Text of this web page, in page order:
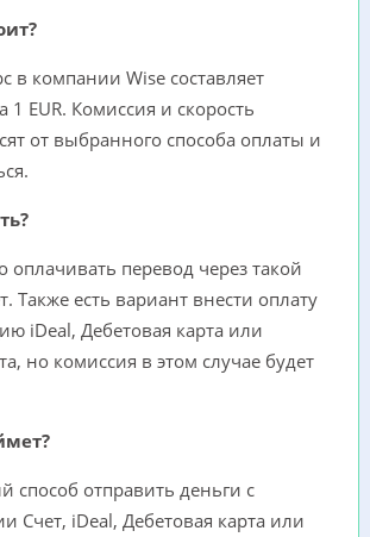
в компании Wise составляет
1 EUR. Комиссия и скорость
от выбранного способа оплаты и
оплачивать перевод через такой
Также есть вариант внести оплату
iDeal, Дебетовая карта или
но комиссия в этом случае будет
способ отправить деньги с
Счет, iDeal, Дебетовая карта или